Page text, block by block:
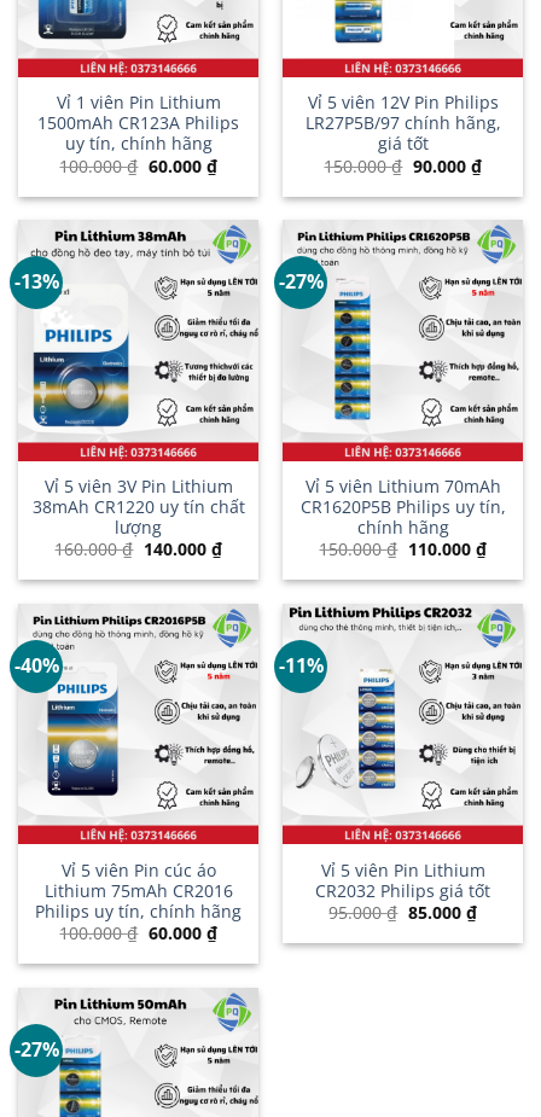
Vỉ 1 viên Pin Lithium
1500mAh CR123A Philips
uy tín, chính hãng
100.000₫ Giá
gốc
là:
60.000 ₫Giá
hiện
tại
60.000 ₫.
Vỉ 5 viên 12V Pin Philips
LR27P5B/97 chính hãng,
giá tốt
150.000₫ Giá
gốc
là:
90.000 ₫Giá
hiện
tại
90.000
-13%
Vỉ 5 viên 3V Pin Lithium
38mAh CR1220 uy tín chất
lượng
160.000₫ Giá
là:
140.000 ₫Giá
hiện
tại
140.000 ₫.
-27%
Vỉ 5 viên Lithium 70mAh
CR1620P5B Philips uy tín,
chính hãng
150.000₫ Giá
là:
110.000 ₫Giá
hiện
tại
-40%
Vỉ 5 viên Pin cúc áo
Lithium 75mAh CR2016
Philips uy tín, chính hãng
100.000₫ Giá
gốc
là:
60.000 ₫Giá
hiện
tại
60.000 ₫.
-11%
Vỉ 5 viên Pin Lithium
CR2032 Philips giá tốt
95.000₫ Giá
gốc
là:
85.000 ₫Giá
hiện
tại
-27%